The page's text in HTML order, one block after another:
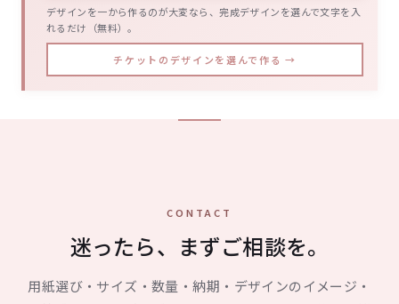
デザインを一から作るのが大変なら、完成デザインを選んで文字を入
れるだけ（無料）。
チケットのデザインを選んで作る →
CONTACT
迷ったら、まずご相談を。
用紙選び・サイズ・数量・納期・デザインのイメージ・